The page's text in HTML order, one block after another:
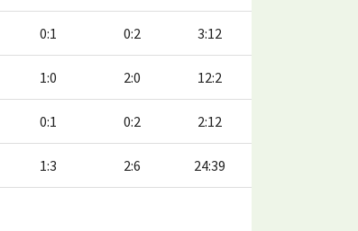
0:1 0:2 3:12
1:0 2:0 12:2
0:1 0:2 2:12
1:3 2:6 24:39